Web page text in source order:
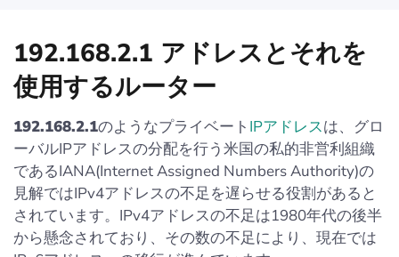
192.168.2.1 アドレスとそれを
使用するルーター
192.168.2.1のようなプライベート IPアドレスは、グロ
ーバルIPアドレスの分配を行う米国の私的非営利組織
であるIANA(Internet Assigned Numbers Authority)の
見解ではIPv4アドレスの不足を遅らせる役割があると
されています。IPv4アドレスの不足は1980年代の後半
から懸念されており、その数の不足により、現在では